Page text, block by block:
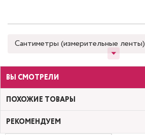
Сантиметры (измерительные ленты)
ВЫ СМОТРЕЛИ
ПОХОЖИЕ ТОВАРЫ
РЕКОМЕНДУЕМ